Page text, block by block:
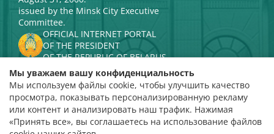
issued by the Minsk City Executive
Committee.
OFFICIAL INTERNET PORTAL
OF THE PRESIDENT
OF THE REPUBLIC OF BELARUS
MINISTRY OF CULTURE OF THE
REPUBLIC OF BELARUS
PORTAL
RATING ASSESSMENT
Rating 4.9
Мы уважаем вашу конфиденциальность
Мы используем файлы cookie, чтобы улучшить качество
просмотра, показывать персонализированную рекламу
или контент и анализировать наш трафик. Нажимая
«Принять все», вы соглашаетесь на использование файлов